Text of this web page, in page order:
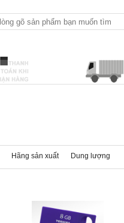
Hãng sản xuất Dung lượng